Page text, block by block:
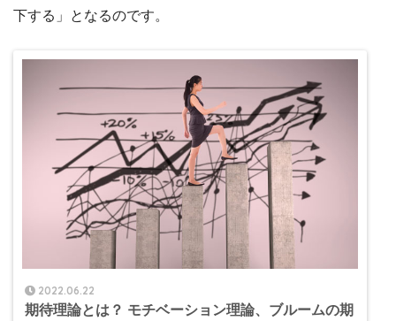
下する」となるのです。
2022.06.22
期待理論とは？ モチベーション理論、ブルームの期